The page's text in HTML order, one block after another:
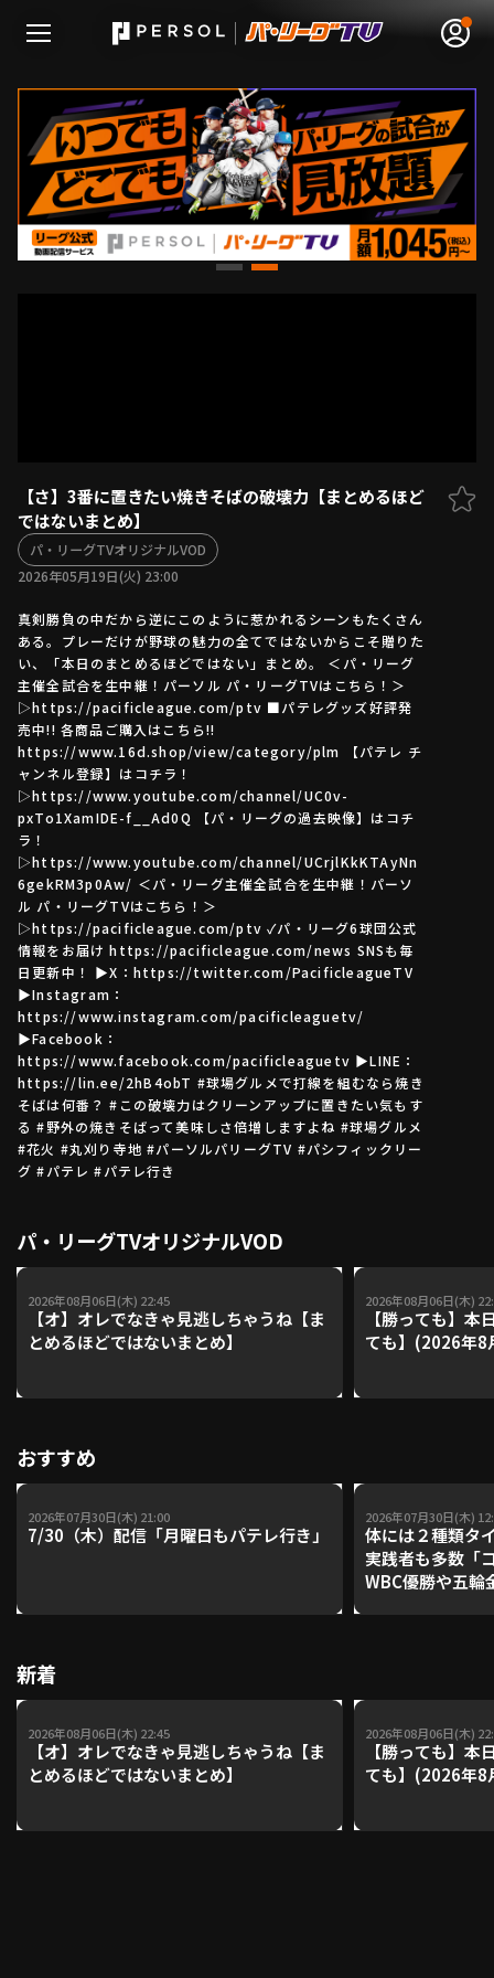
無料アカウント登録 ログイン
HOME
ファーム東地区
ファーム中地区
ファーム西地区
交流戦
選手名鑑
選手名鑑トップ
北海道日本ハムファイターズ
東北楽天ゴールデンイーグルス
埼玉西武ライオンズ
千葉ロッテマリーンズ
オリックス・バファローズ
福岡ソフトバンクホークス
ニュース
設定
利用規約 プライバシーポリシー
運営会社（別ウィンドウで開く） よくある質問
特定商取引法の表示 アルバイト募集 （別ウィンドウで開く
動画を検索（選手・チーム・プレー内容…）
【さ】3番に置きたい焼きそばの破壊力【まとめるほど
ではないまとめ】
パ・リーグTVオリジナルVOD
2026年05月19日(火) 23:00
真剣勝負の中だから逆にこのように惹かれるシーンもたくさん
ある。プレーだけが野球の魅力の全てではないからこそ贈りた
い、「本日のまとめるほどではない」まとめ。 ＜パ・リーグ
主催全試合を生中継！パーソル パ・リーグTVはこちら！＞
▷https://pacificleague.com/ptv ■パテレグッズ好評発
売中!! 各商品ご購入はこちら!!
https://www.16d.shop/view/category/plm 【パテレ チ
ャンネル登録】はコチラ！
▷https://www.youtube.com/channel/UC0v-
pxTo1XamIDE-f__Ad0Q 【パ・リーグの過去映像】はコチ
ラ！
▷https://www.youtube.com/channel/UCrjlKkKTAyNn
6gekRM3p0Aw/ ＜パ・リーグ主催全試合を生中継！パーソ
ル パ・リーグTVはこちら！＞
▷https://pacificleague.com/ptv ✓パ・リーグ6球団公式
情報をお届け https://pacificleague.com/news SNSも毎
日更新中！ ▶X：https://twitter.com/PacificleagueTV
▶Instagram：
https://www.instagram.com/pacificleaguetv/
▶Facebook：
https://www.facebook.com/pacificleaguetv ▶LINE：
https://lin.ee/2hB4obT #球場グルメで打線を組むなら焼き
そばは何番？ #この破壊力はクリーンアップに置きたい気もす
る #野外の焼きそばって美味しさ倍増しますよね #球場グルメ
#花火 #丸刈り寺地 #パーソルパリーグTV #パシフィックリー
グ #パテレ #パテレ行き
パ・リーグTVオリジナルVOD
2026年08月06日(木) 22:45
【オ】オレでなきゃ見逃しちゃうね【ま
とめるほどではないまとめ】
2026年08月06日(木)
【勝っても】本
ても】(2026年8
おすすめ
2026年07月30日(木) 21:00
7/30（木）配信「月曜日もパテレ行き」
2026年07月30日(木)
体には２種類タ
実践者も多数「
WBC優勝や五輪
新着
2026年08月06日(木) 22:45
【オ】オレでなきゃ見逃しちゃうね【ま
とめるほどではないまとめ】
2026年08月06日(木)
【勝っても】本
ても】(2026年8